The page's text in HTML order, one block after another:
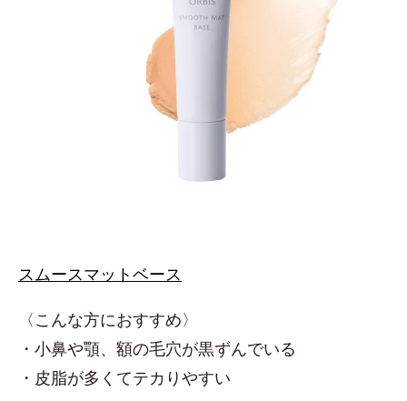
スムースマットベース
〈こんな方におすすめ〉
・小鼻や顎、額の毛穴が黒ずんでいる
・皮脂が多くてテカりやすい